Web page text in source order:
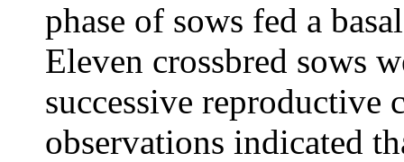
phase of sows fed a
Eleven crossbred sows
successive reproductive
observations indicated